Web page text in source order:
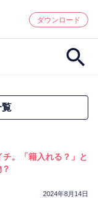
ダウンロード
。「籍入れる？」と
2024年8月14日